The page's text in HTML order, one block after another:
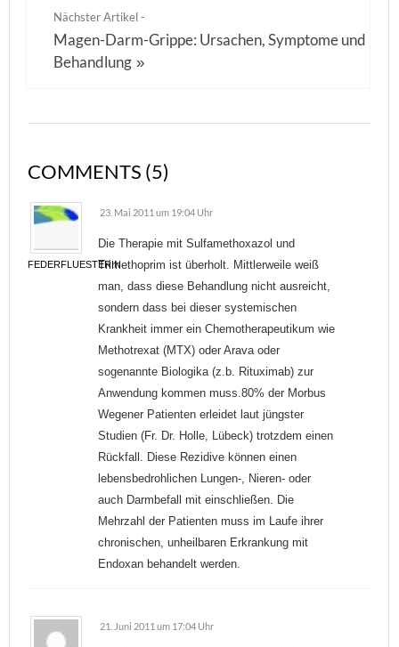
Nächster Artikel -
Magen-Darm-Grippe: Ursachen, Symptome und
Behandlung »
COMMENTS (5)
FEDERFLUESTERIN
23. Mai 2011 um 19:04 Uhr
Die Therapie mit Sulfamethoxazol und
Trimethoprim ist überholt. Mittlerweile weiß
man, dass diese Behandlung nicht ausreicht,
sondern dass bei dieser systemischen
Krankheit immer ein Chemotherapeutikum wie
Methotrexat (MTX) oder Arava oder
sogenannte Biologika (z.b. Rituximab) zur
Anwendung kommen muss.80% der Morbus
Wegener Patienten erleidet laut jüngster
Studien (Fr. Dr. Holle, Lübeck) trotzdem einen
Rückfall. Diese Rezidive können einen
lebensbedrohlichen Lungen-, Nieren- oder
auch Darmbefall mit einschließen. Die
Mehrzahl der Patienten muss im Laufe ihrer
chronischen, unheilbaren Erkrankung mit
Endoxan behandelt werden.
21. Juni 2011 um 17:04 Uhr